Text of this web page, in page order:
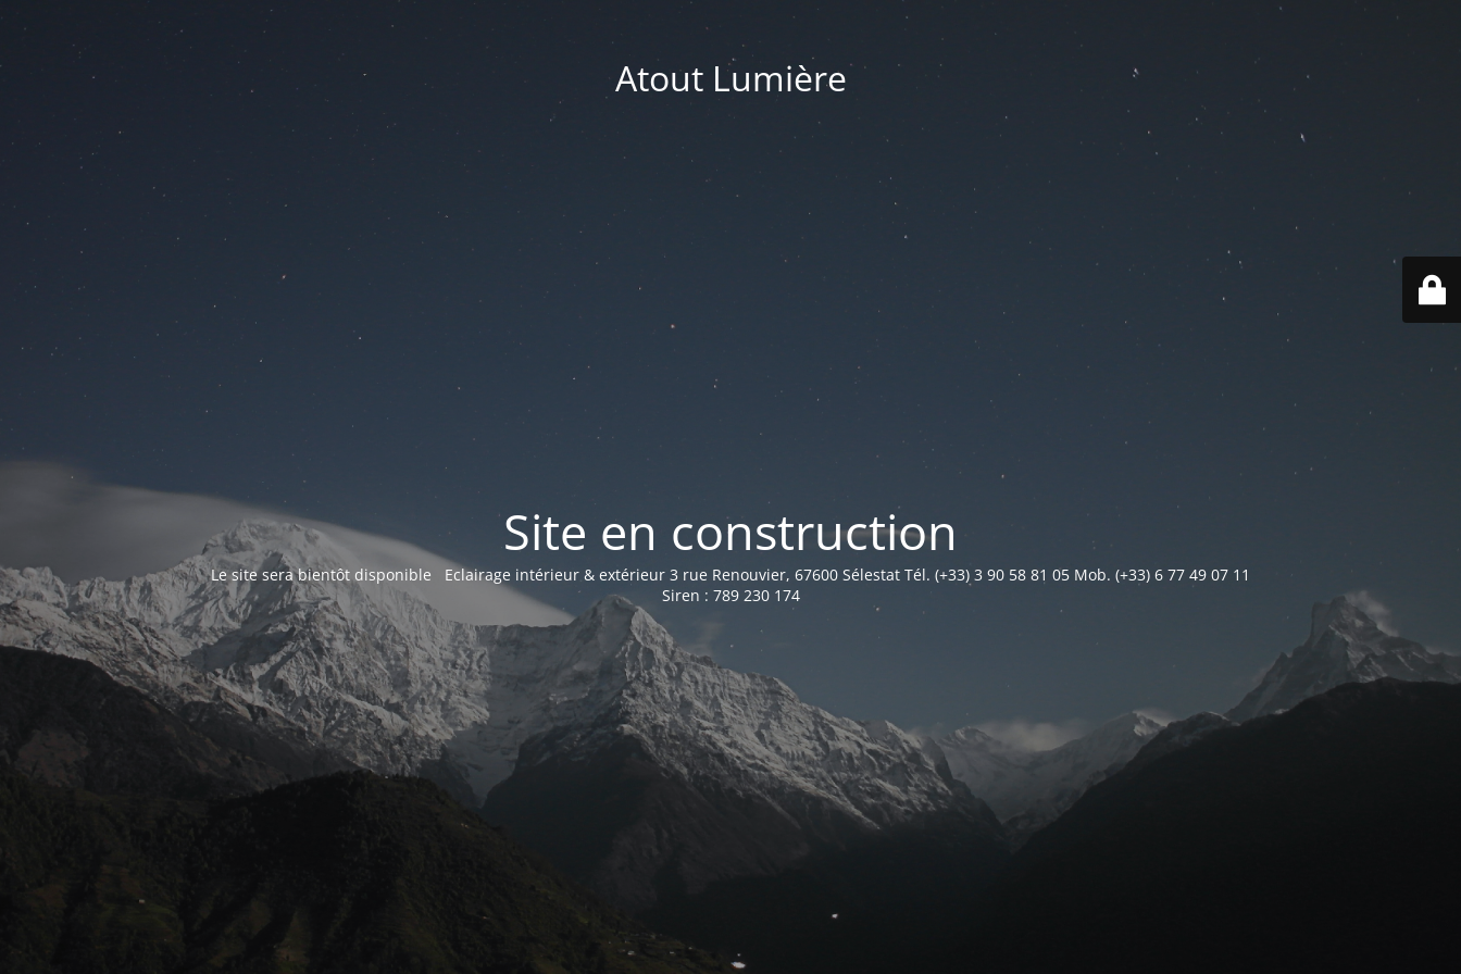
Atout Lumière
Site en construction
Le site sera bientôt disponible Eclairage intérieur & extérieur 3 rue Renouvier, 67600 Sélestat Tél. (+33) 3 90 58 81 05 Mob. (+33) 6 77 49 07 11
Siren : 789 230 174